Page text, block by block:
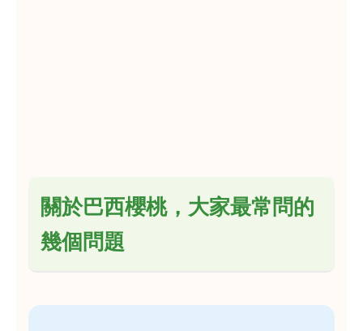
關於巴西櫻桃，大家最常問的
幾個問題